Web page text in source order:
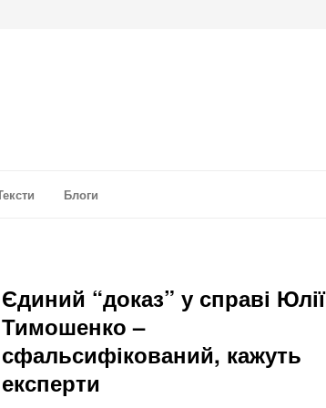
Блоги
Єдиний “доказ” у справі Юлії
Тимошенко –
сфальсифікований, кажуть
експерти